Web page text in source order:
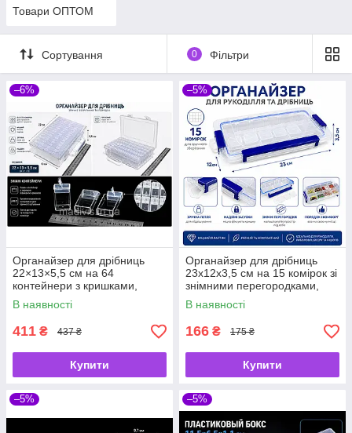
Товари ОПТОМ
Сортування 0 Фільтри
–6%
Органайзер для дрібниць
22×13×5,5 см на 64
контейнери з кришками,
прозорий пластиковий бокс
для бісеру, страз і фурнітури
В наявності
411 ₴ 437 ₴
Купити
–5%
Органайзер для дрібниць
23х12х3,5 см на 15 комірок зі
знімними перегородками,
пластиковий контейнер для
рукоділля та фурнітури
В наявності
166 ₴ 175 ₴
Купити
–5% –5%